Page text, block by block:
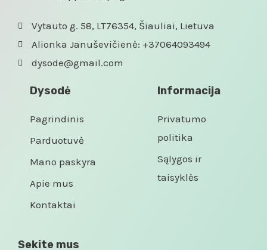
Vytauto g. 58, LT76354, Šiauliai, Lietuva
Alionka Januševičienė: +37064093494
dysode@gmail.com
Dysodė
Pagrindinis
Parduotuvė
Mano paskyra
Apie mus
Kontaktai
Informacija
Privatumo
politika
Sąlygos ir
taisyklės
Sekite mus